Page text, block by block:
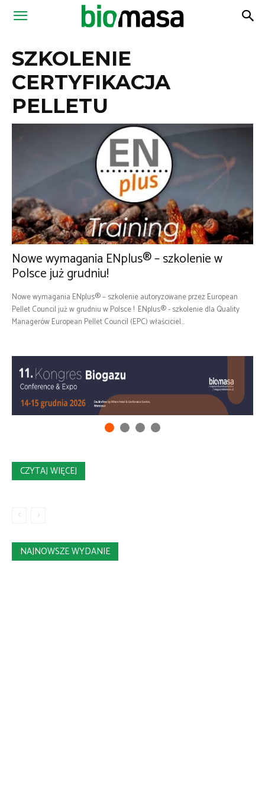
Magazyn
SZKOLENIE
CERTYFIKACJA
PELLETU
Nowe wymagania ENplus® – szkolenie w
Polsce już grudniu!
Nowe wymagania ENplus® – szkolenie autoryzowane przez European
Pellet Council już w grudniu w Polsce ! ENplus® - szkolenie dla Quality
Managerów European Pellet Council (EPC) właściciel...
CZYTAJ WIĘCEJ
NAJNOWSZE WYDANIE